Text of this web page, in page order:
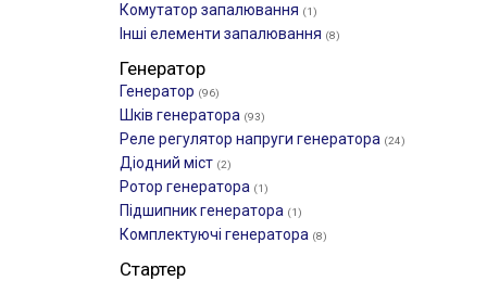
Комутатор запалювання (1)
Інші елементи запалювання (8)
Генератор
Генератор (96)
Шків генератора (93)
Реле регулятор напруги генератора (24)
Діодний міст (2)
Ротор генератора (1)
Підшипник генератора (1)
Комплектуючі генератора (8)
Стартер